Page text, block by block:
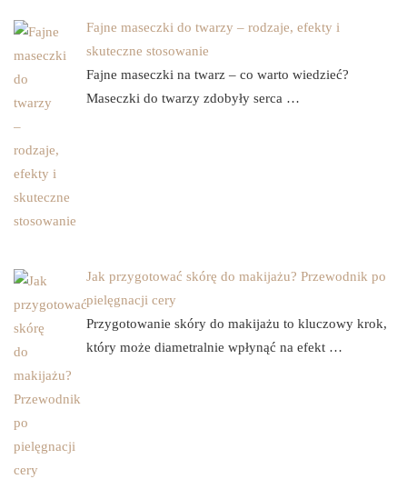
Fajne maseczki do twarzy – rodzaje, efekty i
skuteczne stosowanie
Fajne maseczki na twarz – co warto wiedzieć?
Maseczki do twarzy zdobyły serca …
Jak przygotować skórę do makijażu? Przewodnik po
pielęgnacji cery
Przygotowanie skóry do makijażu to kluczowy krok,
który może diametralnie wpłynąć na efekt …